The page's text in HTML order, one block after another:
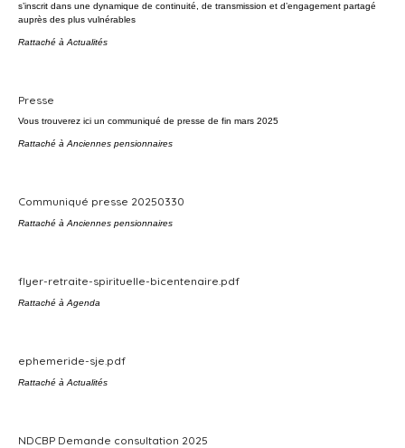
s’inscrit dans une dynamique de continuité, de transmission et d’engagement partagé
auprès des plus vulnérables
Rattaché à Actualités
Presse
Vous trouverez ici un communiqué de presse de fin mars 2025
Rattaché à Anciennes pensionnaires
Communiqué presse 20250330
Rattaché à Anciennes pensionnaires
flyer-retraite-spirituelle-bicentenaire.pdf
Rattaché à Agenda
ephemeride-sje.pdf
Rattaché à Actualités
NDCBP Demande consultation 2025